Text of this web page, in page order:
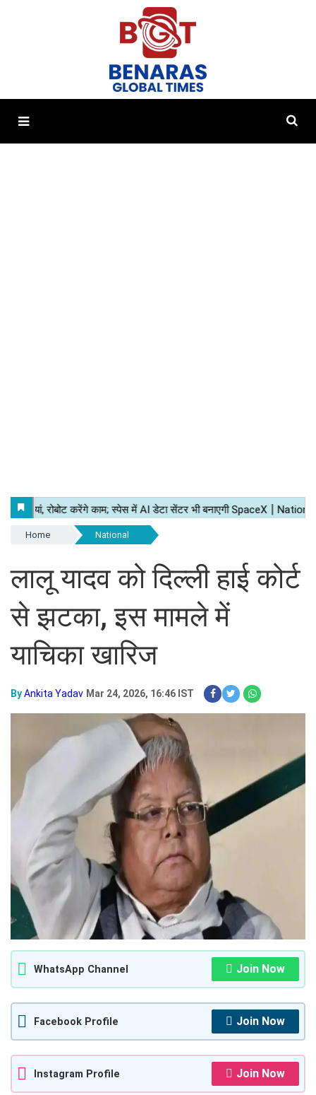
Home National
लालू यादव को दिल्ली हाई कोर्ट
से झटका, इस मामले में
याचिका खारिज
ByAnkita Yadav Mar 24, 2026, 16:46 IST
WhatsApp Channel Join Now
Facebook Profile Join Now
Instagram Profile Join Now